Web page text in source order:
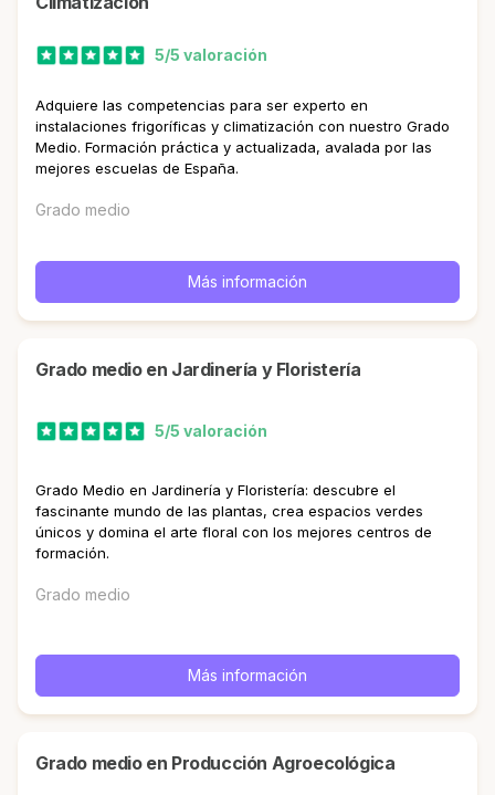
5/5 valoración
Adquiere las competencias para ser experto en
instalaciones frigoríficas y climatización con nuestro Grado
Medio. Formación práctica y actualizada, avalada por las
mejores escuelas de España.
Grado medio
Más información
Grado medio en Jardinería y Floristería
5/5 valoración
Grado Medio en Jardinería y Floristería: descubre el
fascinante mundo de las plantas, crea espacios verdes
únicos y domina el arte floral con los mejores centros de
formación.
Grado medio
Más información
Grado medio en Producción Agroecológica